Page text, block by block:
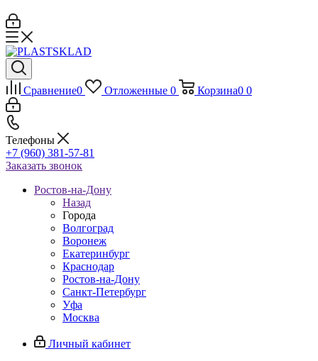
Сравнение0 Отложенные 0 Корзина0 0
Телефоны
+7 (960) 381-57-81
Заказать звонок
Ростов-на-Дону
Назад
Города
Волгоград
Воронеж
Екатеринбург
Краснодар
Ростов-на-Дону
Санкт-Петербург
Уфа
Москва
Личный кабинет